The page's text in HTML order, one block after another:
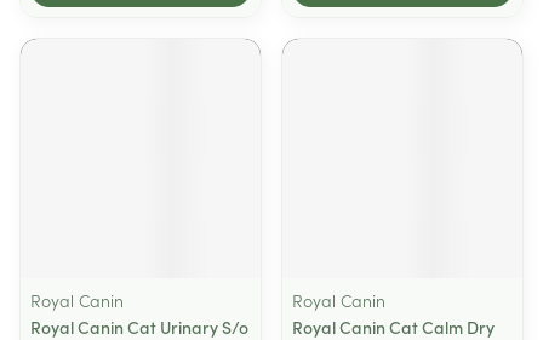
Royal Canin
Royal Canin Cat Urinary S/o
Royal Canin
Royal Canin Cat Calm Dry